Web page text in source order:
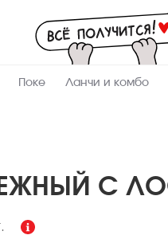
Поке Ланчи и комбо
С